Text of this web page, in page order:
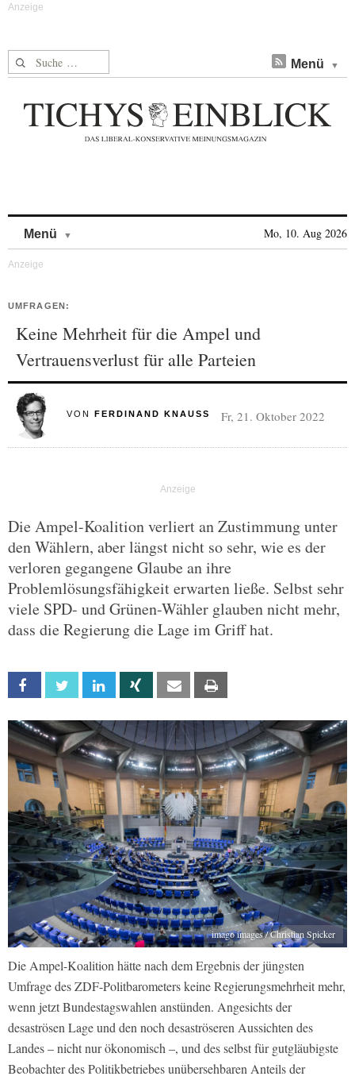
Suche nach: Menü
Menü Mo, 10. Aug 2026
UMFRAGEN:
Keine Mehrheit für die Ampel und
Vertrauensverlust für alle Parteien
VON FERDINAND KNAUSS Fr, 21. Oktober 2022
Die Ampel-Koalition verliert an Zustimmung unter
den Wählern, aber längst nicht so sehr, wie es der
verloren gegangene Glaube an ihre
Problemlösungsfähigkeit erwarten ließe. Selbst sehr
viele SPD- und Grünen-Wähler glauben nicht mehr,
dass die Regierung die Lage im Griff hat.
Facebook Twitter Linkedin Xing Email
imago images / Christian Spicker
Die Ampel-Koalition hätte nach dem Ergebnis der jüngsten
Umfrage des ZDF-Politbarometers keine Regierungsmehrheit mehr,
wenn jetzt Bundestagswahlen anstünden. Angesichts der
desaströsen Lage und den noch desaströseren Aussichten des
Landes – nicht nur ökonomisch –, und des selbst für gutgläubigste
Beobachter des Politikbetriebes unübersehbaren Anteils der